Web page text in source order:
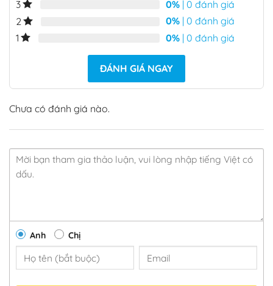
3
0% | 0 đánh giá
2
0% | 0 đánh giá
1
0% | 0 đánh giá
ĐÁNH GIÁ NGAY
Chưa có đánh giá nào.
Anh Chị